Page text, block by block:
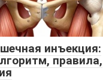
инъекция:
правила,